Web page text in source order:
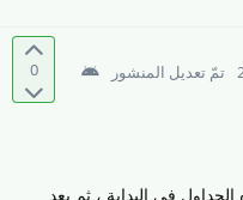
0
تمّ تعديل المنشور
في البداية ، ثم بعد